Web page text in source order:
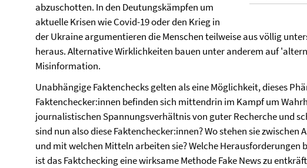
abzuschotten. In den Deutungskämpfen um
aktuelle Krisen wie Covid-19 oder den Krieg in
der Ukraine argumentieren die Menschen teilweise aus völlig
heraus. Alternative Wirklichkeiten bauen unter anderem auf
Misinformation.
Unabhängige Faktenchecks gelten als eine Möglichkeit, dieses
Faktenchecker:innen befinden sich mittendrin im Kampf um
journalistischen Spannungsverhältnis von guter Recherche und
sind nun also diese Faktenchecker:innen? Wo stehen sie zwischen
und mit welchen Mitteln arbeiten sie? Welche Herausforderungen
ist das Faktchecking eine wirksame Methode Fake News zu